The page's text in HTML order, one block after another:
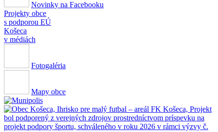
Novinky na Facebooku
Projekty obce
s podporou EÚ
Košeca
v médiách
Fotogaléria
Mapy obce